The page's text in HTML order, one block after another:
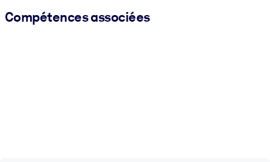
Compétences associées